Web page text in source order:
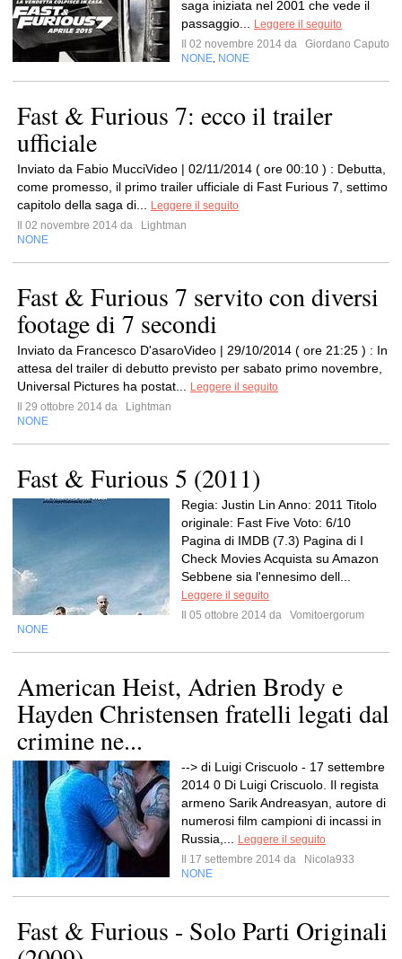
saga iniziata nel 2001 che vede il
passaggio...
Leggere il seguito
Il 02 novembre 2014 da
Giordano Caputo
NONE NONE
Fast & Furious 7: ecco il trailer
ufficiale
Inviato da Fabio MucciVideo | 02/11/2014 ( ore 00:10 ) : Debutta,
come promesso, il primo trailer ufficiale di Fast Furious 7, settimo
capitolo della saga di...
Leggere il seguito
Il 02 novembre 2014 da
Lightman
NONE
Fast & Furious 7 servito con diversi
footage di 7 secondi
Inviato da Francesco D'asaroVideo | 29/10/2014 ( ore 21:25 ) : In
attesa del trailer di debutto previsto per sabato primo novembre,
Universal Pictures ha postat...
Leggere il seguito
Il 29 ottobre 2014 da
Lightman
NONE
Fast & Furious 5 (2011)
Regia: Justin Lin Anno: 2011 Titolo
originale: Fast Five Voto: 6/10
Pagina di IMDB (7.3) Pagina di I
Check Movies Acquista su Amazon
Sebbene sia l'ennesimo dell...
Leggere il seguito
Il 05 ottobre 2014 da
Vomitoergorum
NONE
American Heist, Adrien Brody e
Hayden Christensen fratelli legati dal
crimine ne...
--> di Luigi Criscuolo - 17 settembre
2014 0 Di Luigi Criscuolo. Il regista
armeno Sarik Andreasyan, autore di
numerosi film campioni di incassi in
Russia,...
Leggere il seguito
Il 17 settembre 2014 da
Nicola933
NONE
Fast & Furious - Solo Parti Originali